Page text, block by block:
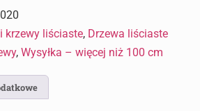
krzewy liściaste, Drzewa liściaste
, Wysyłka – więcej niż 100 cm